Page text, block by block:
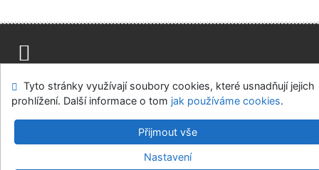
Nastavení cookies
Knihovny regionu České Budějovice
v.4.8.63a - Cosmotron Bohemia, s.r.o.
Tyto stránky využívají soubory cookies, které usnadňují jejich
prohlížení. Další informace o tom jak používáme cookies.
Přijmout vše
Nastavení